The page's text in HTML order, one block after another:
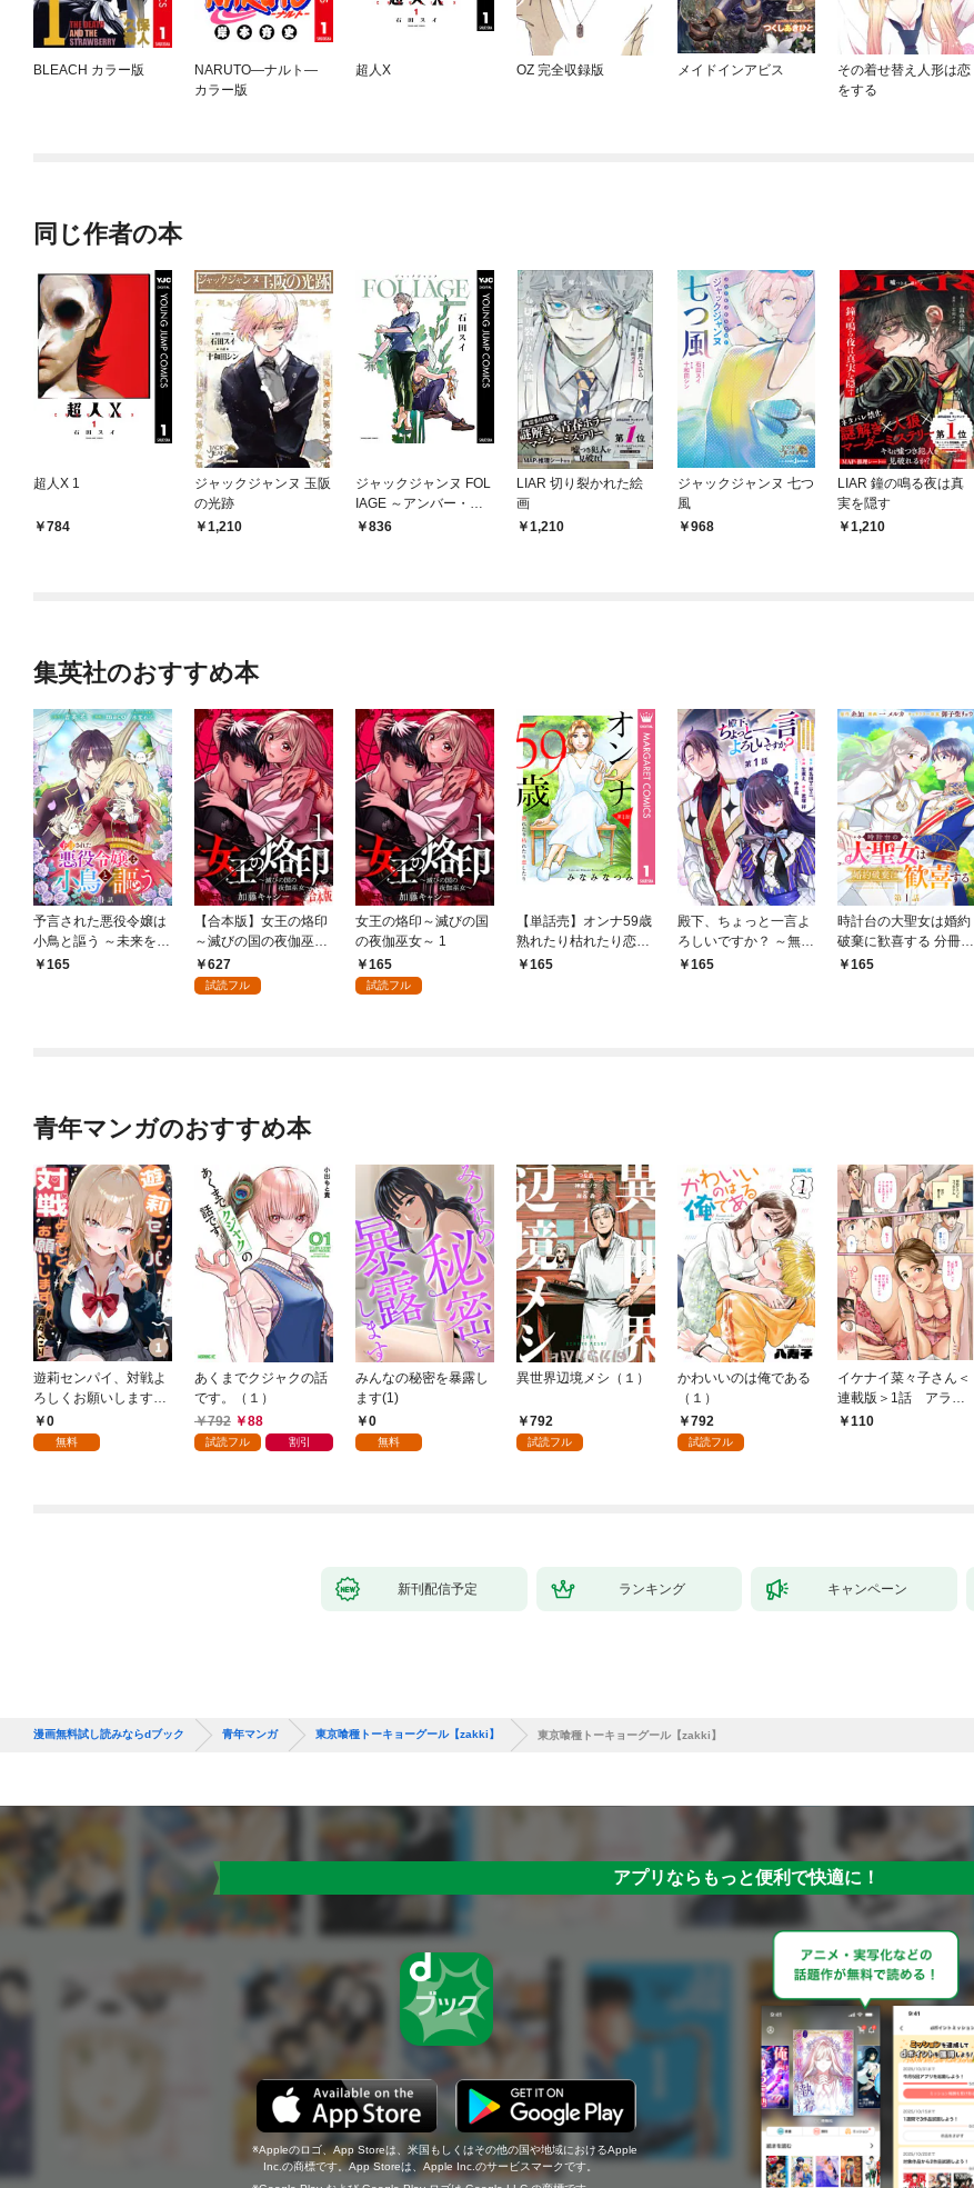
BLEACH カラー版
NARUTO—ナルト—
カラー版
超人X OZ 完全収録版 メイドインアビス
その着せ替え人形は恋
をする
同じ作者の本
超人X 1
784
ジャックジャンヌ 玉阪
の光跡
1,210
ジャックジャンヌ FOL
IAGE ～アンバー・オ
ニキス～
836
LIAR 切り裂かれた絵
画
1,210
ジャックジャンヌ 七つ
風
968
LIAR 鐘の鳴る夜は真
実を隠す
1,210
集英社のおすすめ本
予言された悪役令嬢は
小鳥と謳う ～未来を知
る専属執事に「君を救
165
【合本版】女王の烙印
～滅びの国の夜伽巫女
～ 1627
試読フル
女王の烙印～滅びの国
の夜伽巫女～ 1
165
試読フル
【単話売】オンナ59歳
熟れたり枯れたり恋し
たり 1
165
殿下、ちょっと一言よ
ろしいですか？ ～無能
な悪女だと罵られて婚
165
時計台の大聖女は婚約
破棄に歓喜する 分冊版
第1話
165
青年マンガのおすすめ本
遊莉センパイ、対戦よ
ろしくお願いします。
1 0
無料
あくまでクジャクの話
です。（１）
792
88
試読フル 割引
みんなの秘密を暴露し
ます(1)
0
無料
異世界辺境メシ（１）
792
試読フル
かわいいのは俺である
（１）
792
試読フル
イケナイ菜々子さん＜
連載版＞1話 アラフ
ォー女神と初体験
110
新刊配信予定 ランキング キャンペーン
漫画無料試し読みならdブック 青年マンガ 東京喰種トーキョーグール【zakki】 東京喰種トーキョーグール【zakki】
アプリならもっと便利で快適に！
Appleのロゴ、App Storeは、米国もしくはその他の国や地域におけるApple
Inc.の商標です。App Storeは、Apple Inc.のサービスマークです。